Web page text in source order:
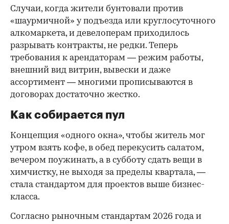
Случаи, когда жители бунтовали против
«шаурмичной» у подъезда или круглосуточного
алкомаркета, и девелоперам приходилось
разрывать контракты, не редки. Теперь
требования к арендаторам — режим работы,
внешний вид витрин, вывески и даже
ассортимент — многими прописываются в
договорах достаточно жестко.
Как собирается пул
Концепция «одного окна», чтобы житель мог
утром взять кофе, в обед перекусить салатом,
вечером поужинать, а в субботу сдать вещи в
химчистку, не выходя за пределы квартала, —
стала стандартом для проектов выше бизнес-
класса.
Согласно рыночным стандартам 2026 года и